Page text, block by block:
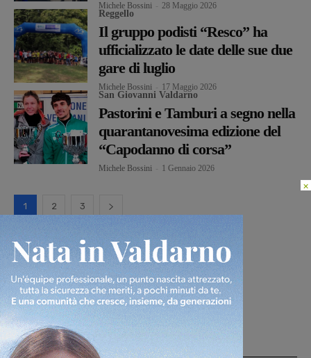
Michele Bossini 28 Maggio 2026
Reggello
Il gruppo podisti “Resco” ha
ufficializzato le date delle sue due
gare di luglio
Michele Bossini 17 Maggio 2026
San Giovanni Valdarno
Pastorini e Tamburi a segno nella
quarantanovesima edizione del
“Capodanno di corsa”
Michele Bossini 1 Gennaio 2026
1 2 3
Ultime Notizie
×